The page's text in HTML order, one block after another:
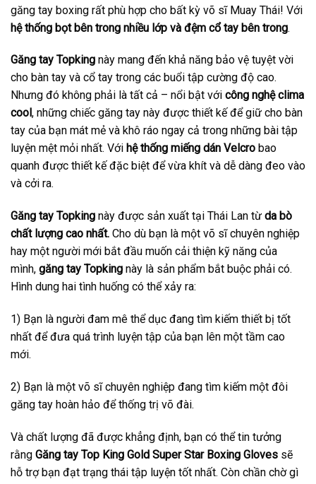
găng tay boxing rất phù hợp cho bất kỳ võ sĩ Muay Thái! Với
hệ thống bọt bên trong nhiều lớp và đệm cổ tay bên trong.
Găng tay Topking này mang đến khả năng bảo vệ tuyệt vời
cho bàn tay và cổ tay trong các buổi tập cường độ cao.
Nhưng đó không phải là tất cả – nổi bật với công nghệ clima
cool , những chiếc găng tay này được thiết kế để giữ cho bàn
tay của bạn mát mẻ và khô ráo ngay cả trong những bài tập
luyện mệt mỏi nhất. Với hệ thống miếng dán Velcro bao
quanh được thiết kế đặc biệt để vừa khít và dễ dàng đeo vào
và cởi ra.
Găng tay Topking này được sản xuất tại Thái Lan từ da bò
chất lượng cao nhất. Cho dù bạn là một võ sĩ chuyên nghiệp
hay một người mới bắt đầu muốn cải thiện kỹ năng của
mình, găng tay Topking này là sản phẩm bắt buộc phải có.
Hình dung hai tình huống có thể xảy ra:
1) Bạn là người đam mê thể dục đang tìm kiếm thiết bị tốt
nhất để đưa quá trình luyện tập của bạn lên một tầm cao
mới.
2) Bạn là một võ sĩ chuyên nghiệp đang tìm kiếm một đôi
găng tay hoàn hảo để thống trị võ đài.
Và chất lượng đã được khẳng định, bạn có thể tin tưởng
rằng Găng tay Top King Gold Super Star Boxing Gloves sẽ
hỗ trợ bạn đạt trạng thái tập luyện tốt nhất. Còn chần chờ gì